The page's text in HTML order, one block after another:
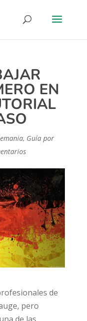
EN
, Guía por
de
pero
de las